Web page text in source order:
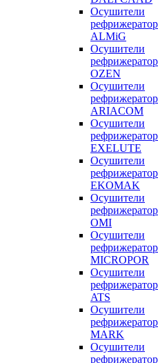
Осушители
ALMiG
Осушители
OZEN
Осушители
ARIACOM
Осушители
EXELUTE
Осушители
EKOMAK
Осушители
OMI
Осушители
MICROPOR
Осушители
ATS
Осушители
MARK
Осушители